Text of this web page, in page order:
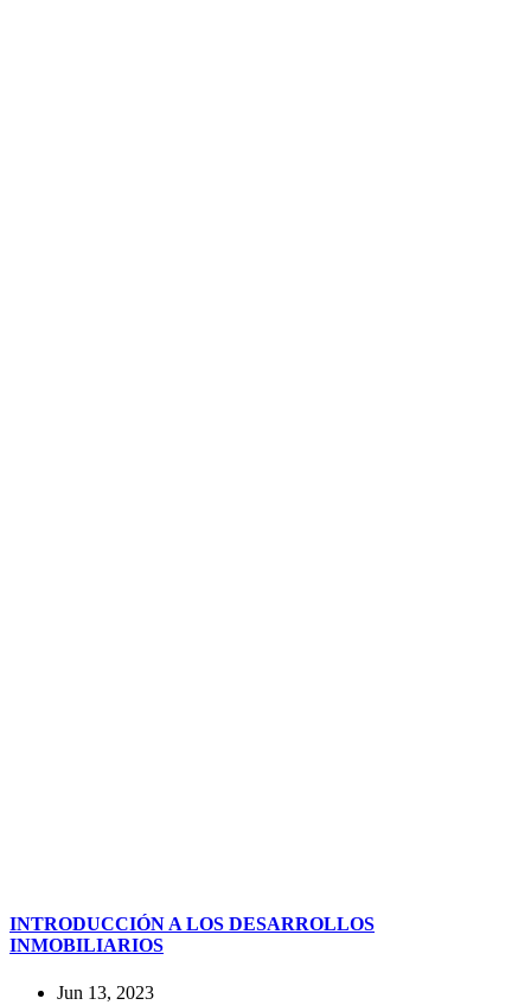
INTRODUCCIÓN A LOS DESARROLLOS
INMOBILIARIOS
Jun 13, 2023